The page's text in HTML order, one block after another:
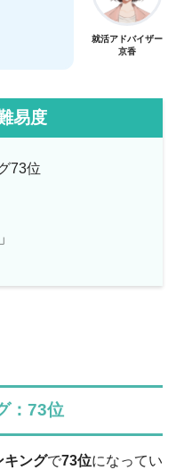
就活アドバイザー
京香
易度
73位
：73位
キングで73位になってい